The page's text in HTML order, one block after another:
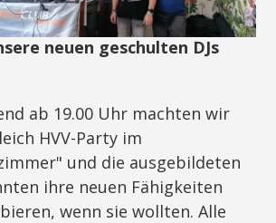
neuen geschulten DJs
ab 19.00 Uhr machten wir
HVV-Party im
und die ausgebildeten
ihre neuen Fähigkeiten
wenn sie wollten. Alle